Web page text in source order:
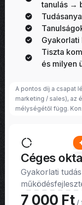
tanulás →
Tiszta
és milyen
A pontos díj a csapat
marketing / sales), az
mélységétől függ.
Céges
Gyakorlati
7 000 Ft/